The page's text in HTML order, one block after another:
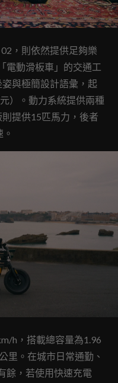
，則依然提供足夠樂
電動滑板車」的交通工
與極簡設計語彙，起
）。動力系統提供兩種
提供15匹馬力，後者
h，搭載總容量為1.96
里。在城市日常通勤、
餘，若使用快速充電